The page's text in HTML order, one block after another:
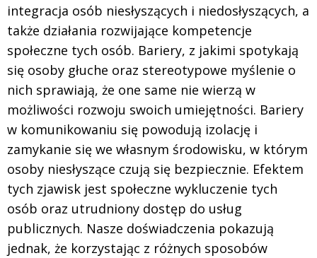
integracja osób niesłyszących i niedosłyszących, a
także działania rozwijające kompetencje
społeczne tych osób. Bariery, z jakimi spotykają
się osoby głuche oraz stereotypowe myślenie o
nich sprawiają, że one same nie wierzą w
możliwości rozwoju swoich umiejętności. Bariery
w komunikowaniu się powodują izolację i
zamykanie się we własnym środowisku, w którym
osoby niesłyszące czują się bezpiecznie. Efektem
tych zjawisk jest społeczne wykluczenie tych
osób oraz utrudniony dostęp do usług
publicznych. Nasze doświadczenia pokazują
jednak, że korzystając z różnych sposobów